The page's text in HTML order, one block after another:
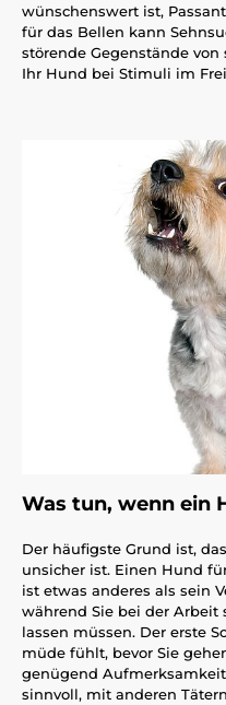
wünschenswert ist,
für das Bellen kann
störende Gegenstände
Ihr Hund bei Stimuli im
Was tun, wenn ein
Der häufigste Grund ist,
unsicher ist. Einen Hund
ist etwas anderes als sein
während Sie bei der
lassen müssen. Der erste
müde fühlt, bevor Sie
genügend
sinnvoll, mit anderen